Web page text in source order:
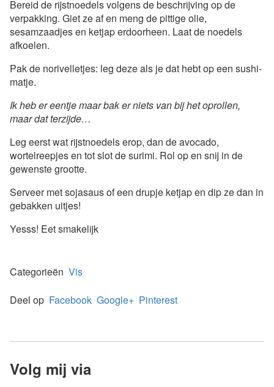
Bereid de rijstnoedels volgens de beschrijving op de
verpakking. Giet ze af en meng de pittige olie,
sesamzaadjes en ketjap erdoorheen. Laat de noedels
afkoelen.
Pak de norivelletjes: leg deze als je dat hebt op een sushi-
matje.
Ik heb er eentje maar bak er niets van bij het oprollen,
maar dat terzijde…
Leg eerst wat rijstnoedels erop, dan de avocado,
wortelreepjes en tot slot de surimi. Rol op en snij in de
gewenste grootte.
Serveer met sojasaus of een drupje ketjap en dip ze dan in
gebakken uitjes!
Yesss! Eet smakelijk
Categorieën Vis
Deel op Facebook Google+ Pinterest
Volg mij via